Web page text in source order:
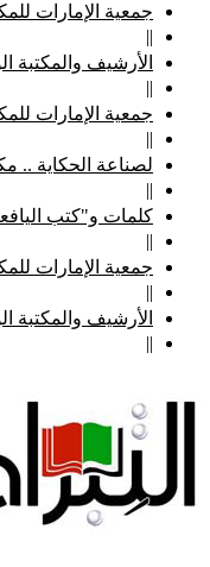
جمعية الإمارات
||
الأرشيف والمكتبة
||
جمعية الإمارات
||
لصناعة الحكاية ..
||
كلمات و"كتب اليافعين" تهديان 350 كتاباً
||
جمعية الإمارات
||
الأرشيف والمكتبة
||